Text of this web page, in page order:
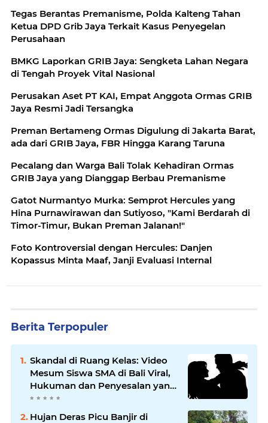
Tegas Berantas Premanisme, Polda Kalteng Tahan
Ketua DPD Grib Jaya Terkait Kasus Penyegelan
Perusahaan
BMKG Laporkan GRIB Jaya: Sengketa Lahan Negara
di Tengah Proyek Vital Nasional
Perusakan Aset PT KAI, Empat Anggota Ormas GRIB
Jaya Resmi Jadi Tersangka
Preman Bertameng Ormas Digulung di Jakarta Barat,
ada dari GRIB Jaya, FBR Hingga Karang Taruna
Pecalang dan Warga Bali Tolak Kehadiran Ormas
GRIB Jaya yang Dianggap Berbau Premanisme
Gatot Nurmantyo Murka: Semprot Hercules yang
Hina Purnawirawan dan Sutiyoso, "Kami Berdarah di
Timor-Timur, Bukan Preman Jalanan!"
Foto Kontroversial dengan Hercules: Danjen
Kopassus Minta Maaf, Janji Evaluasi Internal
Berita Terpopuler
Skandal di Ruang Kelas: Video
Mesum Siswa SMA di Bali Viral,
Hukuman dan Penyesalan yang
Mengikuti
Hujan Deras Picu Banjir di